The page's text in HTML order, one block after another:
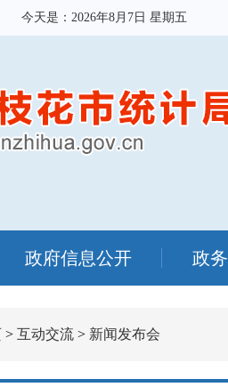
今天是： 2026年8月7日 星期五
政府信息公开 政
> 互动交流 > 新闻发布会